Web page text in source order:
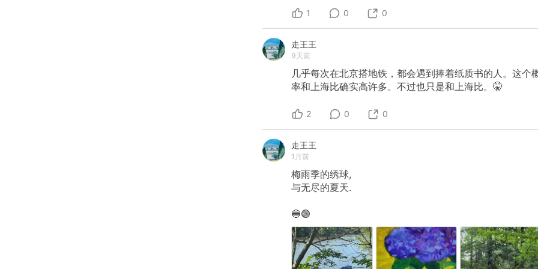
1 0 0
走王王
9天前
几乎每次在北京搭地铁，都会遇到捧着纸质书的人。这个
率和上海比确实高许多。不过也只是和上海比。🤫
2 0 0
走王王
1月前
梅雨季的绣球,
与无尽的夏天.
🔵🟣